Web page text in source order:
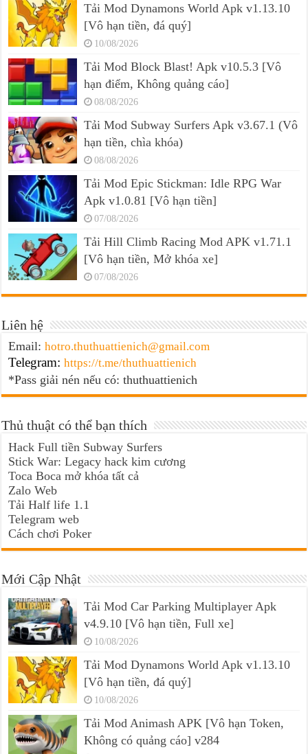
Tải Mod Dynamons World Apk v1.13.10
[Vô hạn tiền, đá quý]
10/08/2026
Tải Mod Block Blast! Apk v10.5.3 [Vô
hạn điểm, Không quảng cáo]
08/08/2026
Tải Mod Subway Surfers Apk v3.67.1 (Vô
hạn tiền, chìa khóa)
08/08/2026
Tải Mod Epic Stickman: Idle RPG War
Apk v1.0.81 [Vô hạn tiền]
07/08/2026
Tải Hill Climb Racing Mod APK v1.71.1
[Vô hạn tiền, Mở khóa xe]
07/08/2026
Liên hệ
Email:hotro.thuthuattienich@gmail.com
Telegram: https://t.me/thuthuattienich
*Pass giải nén nếu có: thuthuattienich
Thủ thuật có thể bạn thích
Hack Full tiền Subway Surfers
Stick War: Legacy hack kim cương
Toca Boca mở khóa tất cả
Zalo Web
Tải Half life 1.1
Telegram web
Cách chơi Poker
Mới Cập Nhật
Tải Mod Car Parking Multiplayer Apk
v4.9.10 [Vô hạn tiền, Full xe]
10/08/2026
Tải Mod Dynamons World Apk v1.13.10
[Vô hạn tiền, đá quý]
10/08/2026
Tải Mod Animash APK [Vô hạn Token,
Không có quảng cáo] v284